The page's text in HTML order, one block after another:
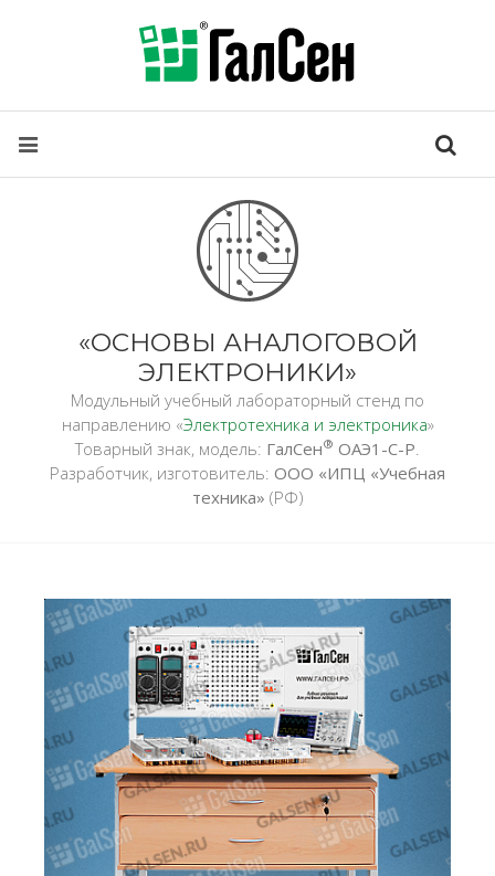
«ОСНОВЫ АНАЛОГОВОЙ
ЭЛЕКТРОНИКИ»
Модульный учебный лабораторный стенд по
направлению «Электротехника и электроника»
Товарный знак, модель: ГалСен® ОАЭ1-С-Р.
Разработчик, изготовитель: ООО «ИПЦ «Учебная
техника» (РФ)